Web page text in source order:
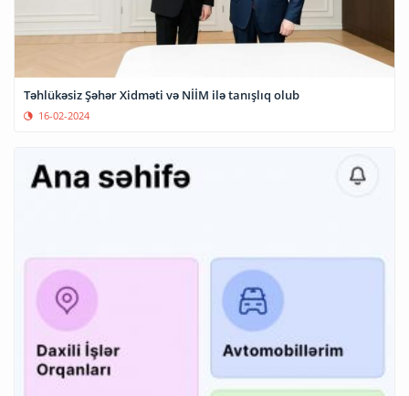
Təhlükəsiz Şəhər Xidməti və NİİM ilə tanışlıq olub
16-02-2024